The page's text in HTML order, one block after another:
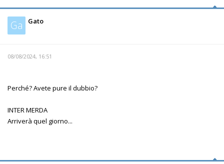
Ga Gato
08/08/2024, 16:51
Perché? Avete pure il dubbio?
INTER MERDA
Arriverà quel giorno...